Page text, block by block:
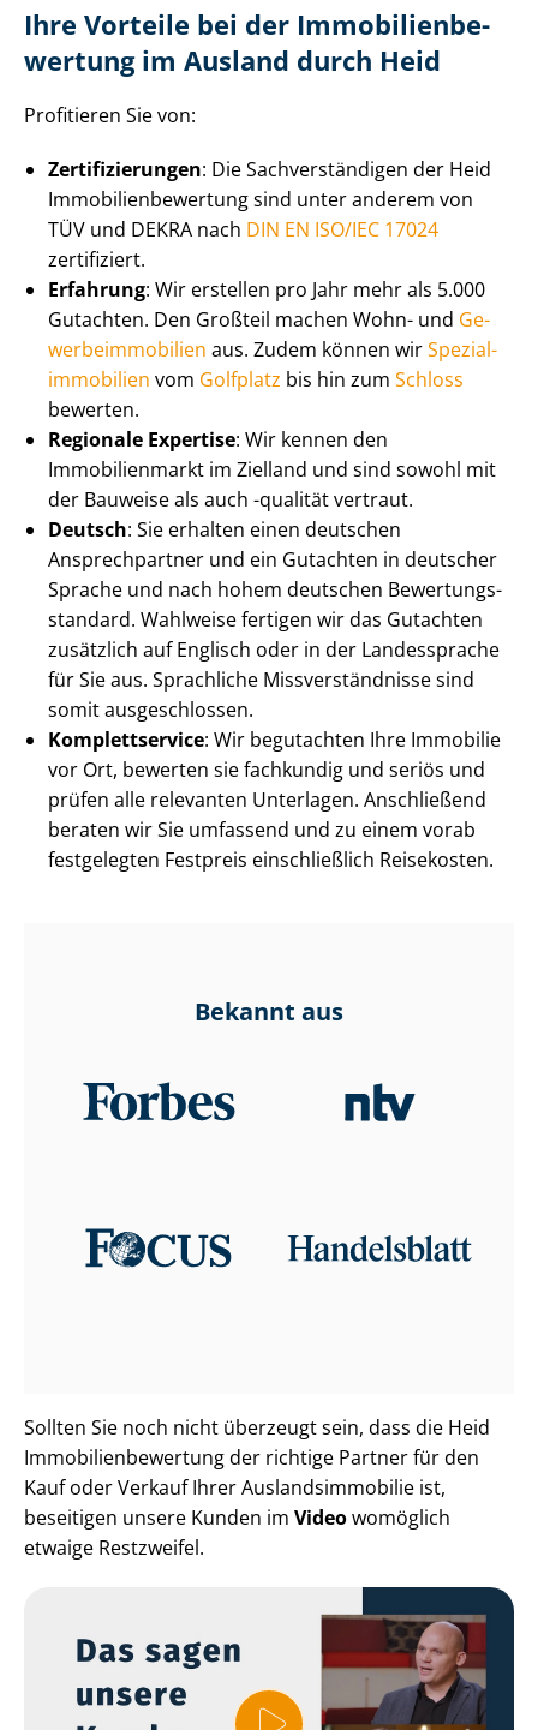
Ihre Vorteile bei der Im­mo­bi­li­en­be­
wer­tung im Ausland durch Heid
Profitieren Sie von:
Zer­ti­fi­zie­run­gen: Die Sach­ver­stän­di­gen der Heid
Im­mo­bi­li­en­be­wer­tung sind unter anderem von
TÜV und DEKRA nach DIN EN ISO/IEC 17024
zertifiziert.
Erfahrung: Wir erstellen pro Jahr mehr als 5.000
Gutachten. Den Großteil machen Wohn- und Ge­
wer­be­im­mo­bi­li­en aus. Zudem können wirSpe­zi­al­
im­mo­bi­li­en vom Golfplatz bis hin zum Schloss
bewerten.
Regionale Expertise: Wir kennen den
Immobilienmarkt im Zielland und sind sowohl mit
der Bauweise als auch -qualität vertraut.
Deutsch: Sie erhalten einen deutschen
Ansprechpartner und ein Gutachten in deutscher
Sprache und nach hohem deutschen Be­wer­tungs­
stan­dard. Wahlweise fertigen wir das Gutachten
zusätzlich auf Englisch oder in der Landessprache
für Sie aus. Sprachliche Miss­ver­ständ­nis­se sind
somit ausgeschlossen.
Komplettservice: Wir begutachten Ihre Immobilie
vor Ort, bewerten sie fachkundig und seriös und
prüfen alle relevanten Unterlagen. Anschließend
beraten wir Sie umfassend und zu einem vorab
festgelegten Festpreis einschließlich Reisekosten.
Bekannt aus
Sollten Sie noch nicht überzeugt sein, dass die Heid
Im­mo­bi­li­en­be­wer­tung der richtige Partner für den
Kauf oder Verkauf Ihrer Aus­lands­im­mo­bi­lie ist,
beseitigen unsere Kunden im Videowomöglich
etwaige Restzweifel.